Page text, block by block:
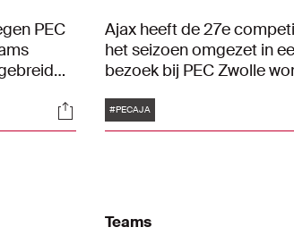
PEC
Socials
Ajax heeft de 27e
het seizoen omgezet in
bezoek bij PEC Zwolle
foto's van dit duel vind je
Tags
#PECAJA
Teams